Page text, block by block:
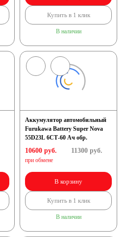
Купить в 1 клик
В наличии
Аккумулятор автомобильный
Furukawa Battery Super Nova
55D23L 6СТ-60 Ач обр.
10600 руб.
при обмене
11300руб.
В корзину
Купить в 1 клик
В наличии